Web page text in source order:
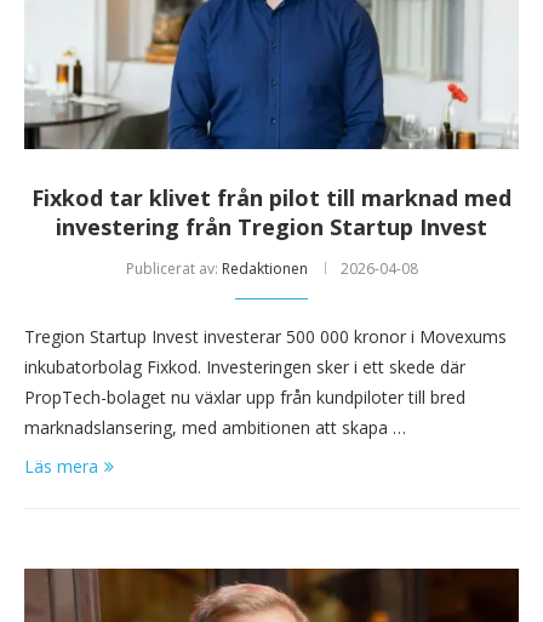
Fixkod tar klivet från pilot till marknad med
investering från Tregion Startup Invest
Publicerat av: Redaktionen 2026-04-08
Tregion Startup Invest investerar 500 000 kronor i Movexums
inkubatorbolag Fixkod. Investeringen sker i ett skede där
PropTech-bolaget nu växlar upp från kundpiloter till bred
marknadslansering, med ambitionen att skapa …
Läs mera